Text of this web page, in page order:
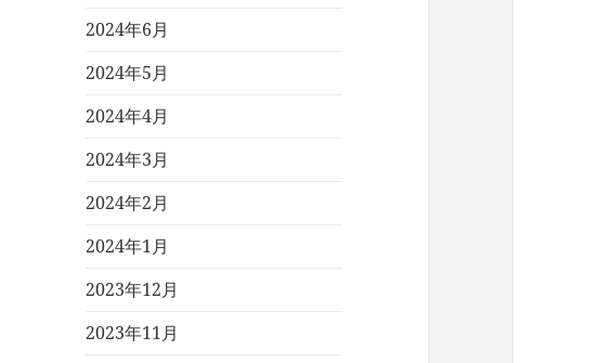
2024年6月
2024年5月
2024年4月
2024年3月
2024年2月
2024年1月
2023年12月
2023年11月